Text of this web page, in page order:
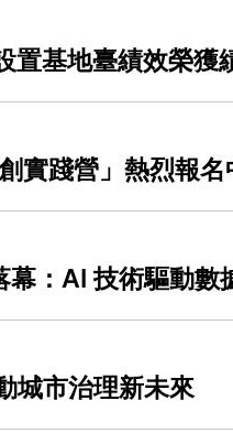
基地臺績效榮獲
實踐營」熱烈報名
：AI 技術驅動數
城市治理新未來